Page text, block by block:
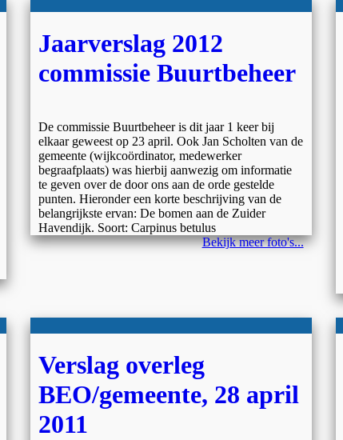
Jaarverslag 2012
commissie Buurtbeheer
De commissie Buurtbeheer is dit jaar 1 keer bij
elkaar geweest op 23 april. Ook Jan Scholten van de
gemeente (wijkcoördinator, medewerker
begraafplaats) was hierbij aanwezig om informatie
te geven over de door ons aan de orde gestelde
punten. Hieronder een korte beschrijving van de
belangrijkste ervan: De bomen aan de Zuider
Havendijk. Soort: Carpinus betulus
Bekijk meer foto's...
Verslag overleg
BEO/gemeente, 28 april
2011